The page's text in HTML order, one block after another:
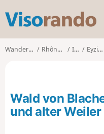
s
o
o
Wanderungen Rhône-Alpes Isère Eyzin-Pinet
Wald von
und alter